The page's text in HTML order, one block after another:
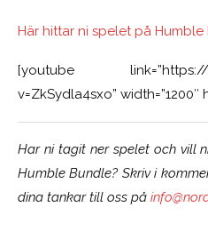
Här hittar ni spelet på Humble
[youtube link=”https://
v=ZkSydla4sxo” width=”1200″
Har ni tagit ner spelet och vill
Humble Bundle? Skriv i
dina tankar till oss på